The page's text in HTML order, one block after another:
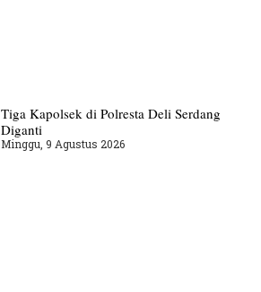
Tiga Kapolsek di Polresta Deli Serdang
Diganti
Minggu, 9 Agustus 2026